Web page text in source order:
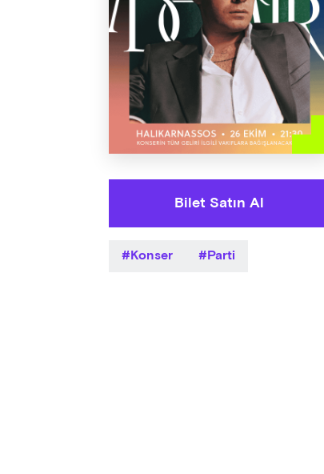
Bilet Satın Al
Konser Parti